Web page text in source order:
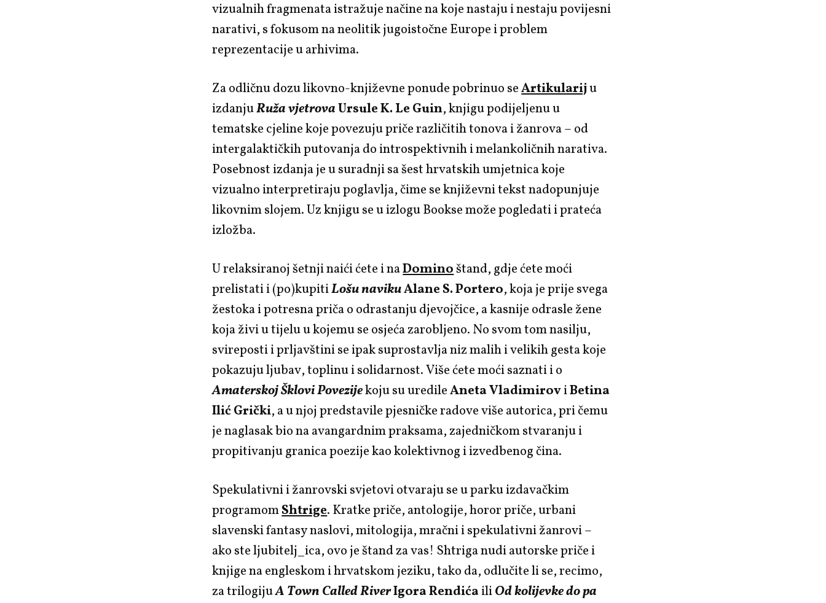
vizualnih fragmenata istražuje načine na koje nastaju i nestaju povijesni
narativi, s fokusom na neolitik jugoistočne Europe i problem
reprezentacije u arhivima.
Za odličnu dozu likovno-književne ponude pobrinuo seArtikulariju
izdanjuRuža vjetrovaUrsule K. Le Guin, knjigu podijeljenu u
tematske cjeline koje povezuju priče različitih tonova i žanrova – od
intergalaktičkih putovanja do introspektivnih i melankoličnih narativa.
Posebnost izdanja je u suradnji sa šest hrvatskih umjetnica koje
vizualno interpretiraju poglavlja, čime se književni tekst nadopunjuje
likovnim slojem. Uz knjigu se u izlogu Bookse može pogledati i prateća
izložba.
U relaksiranoj šetnji naići ćete i naDominoštand, gdje ćete moći
prelistati i (po)kupitiLošu navikuAlane S. Portero, koja je prije svega
žestoka i potresna priča o odrastanju djevojčice, a kasnije odrasle žene
koja živi u tijelu u kojemu se osjeća zarobljeno. No svom tom nasilju,
svireposti i prljavštini se ipak suprostavlja niz malih i velikih gesta koje
pokazuju ljubav, toplinu i solidarnost. Više ćete moći saznati i o
Amaterskoj Šklovi Povezijekoju su uredileAneta VladimiroviBetina
Ilić Grički, a u njoj predstavile pjesničke radove više autorica, pri čemu
je naglasak bio na avangardnim praksama, zajedničkom stvaranju i
propitivanju granica poezije kao kolektivnog i izvedbenog čina.
Spekulativni i žanrovski svjetovi otvaraju se u parku izdavačkim
programomShtrige. Kratke priče, antologije, horor priče, urbani
slavenski fantasy naslovi, mitologija, mračni i spekulativni žanrovi –
ako ste ljubitelj_ica, ovo je štand za vas! Shtriga nudi autorske priče i
knjige na engleskom i hrvatskom jeziku, tako da, odlučite li se, recimo,
za trilogijuA Town Called RiverIgora RendićailiOd kolijevke do pa